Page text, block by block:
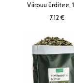
Viirpuu ürditee,
7,12 €